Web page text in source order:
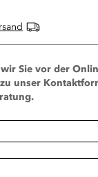
Sie vor der
unser